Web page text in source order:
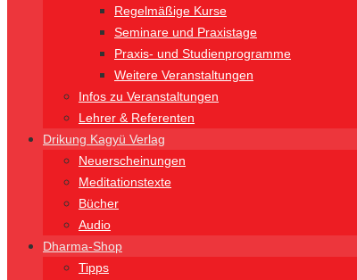
Regelmäßige Kurse
Seminare und Praxistage
Praxis- und Studienprogramme
Weitere Veranstaltungen
Infos zu Veranstaltungen
Lehrer & Referenten
Drikung Kagyü Verlag
Neuerscheinungen
Meditationstexte
Bücher
Audio
Dharma-Shop
Tipps